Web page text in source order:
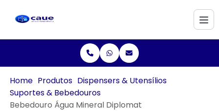
Home Produtos Dispensers & Utensílios
Suportes & Bebedouros
Bebedouro Água Mineral Diplomat